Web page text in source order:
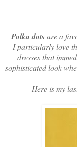
Polka dotsare a
I particularly love
dresses that
sophisticated look
Here is my